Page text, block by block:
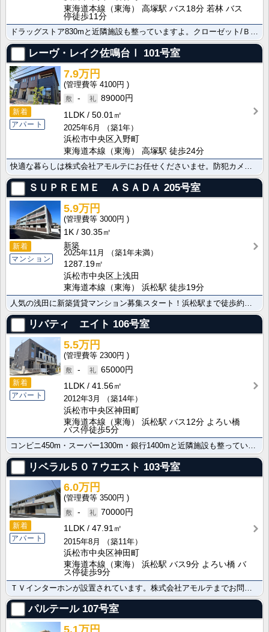
東海道本線（東海） 高塚駅 バス18分 若林 バス
停徒歩11分
ドラッグストア830mと近隣施設も整っていますよ。クローゼット/ＢＳ/シューズボックスで快適な生活は･･･
レーヴ・レイク佐鳴台Ⅰ 101号室
新着
アパート
7.9万円
4100円
-
89000円
1LDK
50.01㎡
2025年6月
（築1年）
浜松市中央区入野町
東海道本線（東海） 高塚駅 徒歩24分
快適な暮らしは株式会社アモルテにお任せくださいませ。防犯カメラを備えておりセキュリティ対策を重視した･･･
ＳＵＰＲＥＭＥ ＡＳＡＤＡ 205号室
新着
マンション
5.9万円
3000円
1K
30.35㎡
新築
2025年11月
（築1年未満）
1287.19㎡
浜松市中央区上浅田
東海道本線（東海） 浜松駅 徒歩19分
リバティ エイト 106号室
新着
アパート
5.5万円
2300円
-
65000円
1LDK
41.56㎡
2012年3月
（築14年）
浜松市中央区神田町
東海道本線（東海） 浜松駅 バス12分 よろい橋
バス停徒歩5分
リベラル５０７ウエスト 103号室
新着
アパート
6.0万円
3500円
-
70000円
1LDK
47.91㎡
2015年8月
（築11年）
浜松市中央区神田町
東海道本線（東海） 浜松駅 バス9分 よろい橋 バ
ス停徒歩9分
ＴＶインターホンが設置されています。株式会社アモルテまでお問合せ下さいませ 便利なカウンターキッチン･･･
パルテール107号室
5.1万円